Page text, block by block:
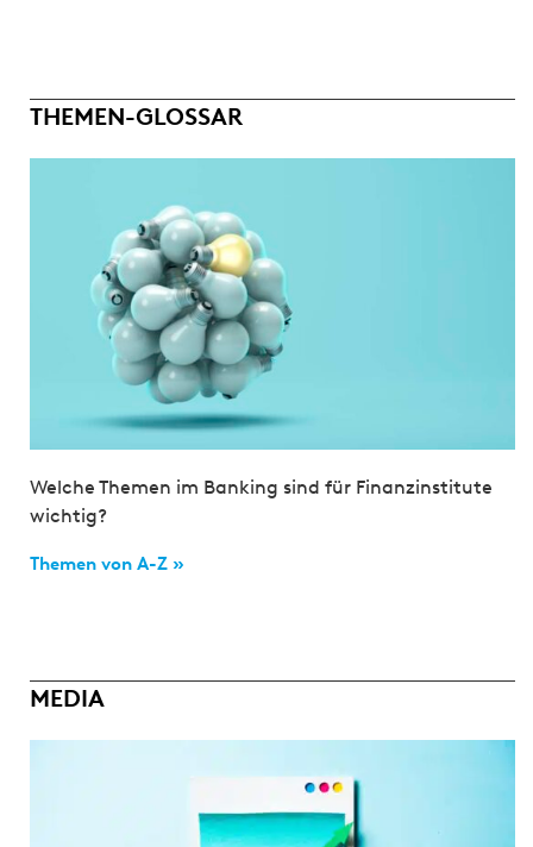
THEMEN-GLOSSAR
Welche Themen im Banking sind für Finanzinstitute
wichtig?
Themen von A-Z »
MEDIA